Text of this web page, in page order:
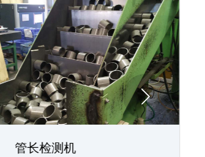
管长检测机
